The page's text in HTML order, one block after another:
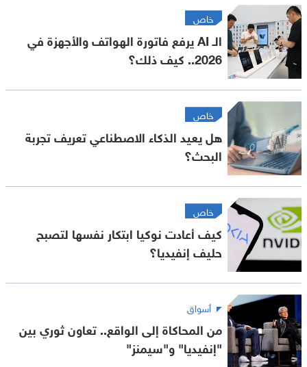
خاص
الـ AI يرفع فاتورة الهواتف والأجهزة في
2026.. كيف ذلك؟
خاص
هل يعيد الذكاء الاصطناعي تعريف تجربة
البحث؟
خاص
كيف أعادت نوكيا ابتكار نفسها لتصبح
حليف إنفيديا؟
أسواق
من المحاكاة إلى الواقع.. تعاون ثوري بين
"إنفيديا" و"سيمنز"